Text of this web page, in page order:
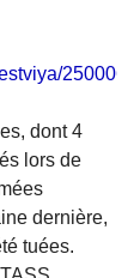
25000621
dont 4
lors de
dernière,
tuées.